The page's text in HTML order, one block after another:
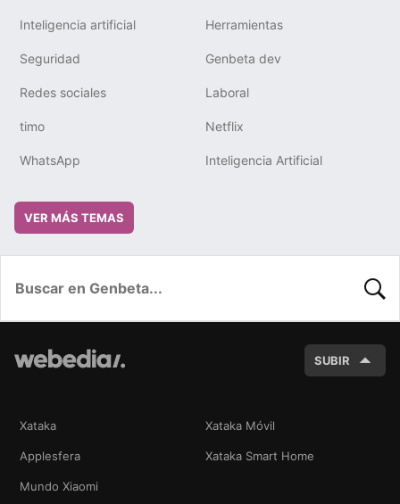
Inteligencia artificial Herramientas
Seguridad Genbeta dev
Redes sociales Laboral
timo Netflix
WhatsApp Inteligencia Artificial
VER MÁS TEMAS
SUBIR
Xataka Xataka Móvil
Applesfera Xataka Smart Home
Mundo Xiaomi